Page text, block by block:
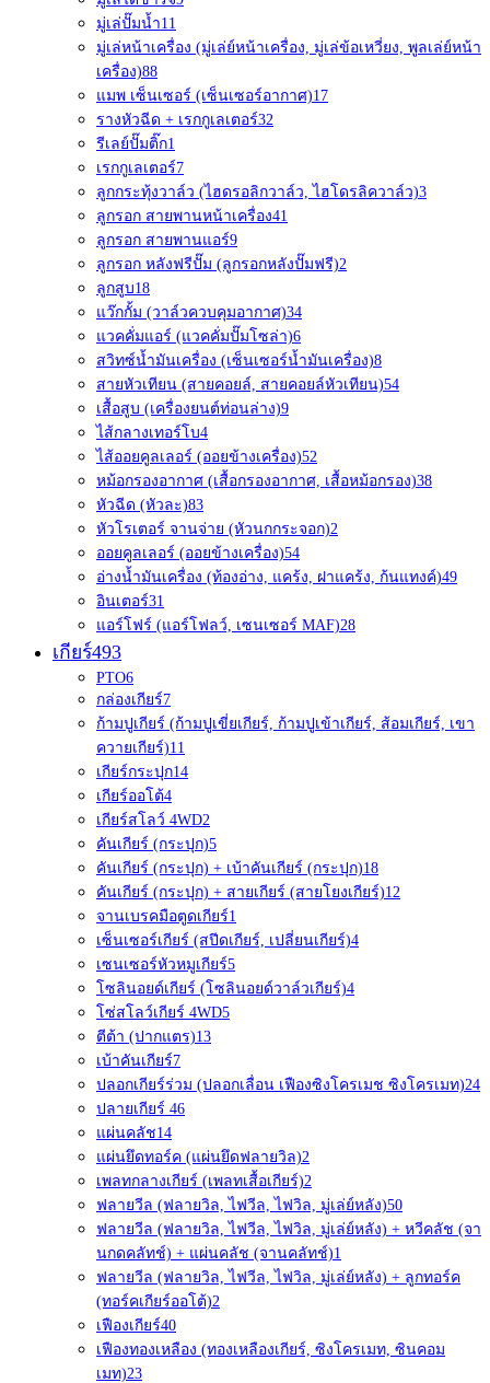
มู่เล่ปั๊มน้ำ11
มู่เล่หน้าเครื่อง (มู่เล่ย์หน้าเครื่อง, มู่เล่ข้อเหวี่ยง, พูลเล่ย์หน้า
เครื่อง)88
แมพ เซ็นเซอร์ (เซ็นเซอร์อากาศ)17
รางหัวฉีด + เรกกูเลเตอร์32
รีเลย์ปั๊มติ๊ก1
เรกกูเลเตอร์7
ลูกกระทุ้งวาล์ว (ไฮดรอลิกวาล์ว, ไฮโดรลิควาล์ว)3
ลูกรอก สายพานหน้าเครื่อง41
ลูกรอก สายพานแอร์9
ลูกรอก หลังฟรีปั๊ม (ลูกรอกหลังปั๊มฟรี)2
ลูกสูบ18
แว๊กกั้ม (วาล์วควบคุมอากาศ)34
แวคคั่มแอร์ (แวคคั่มปั๊มโซล่า)6
สวิทซ์น้ำมันเครื่อง (เซ็นเซอร์น้ำมันเครื่อง)8
สายหัวเทียน (สายคอยล์, สายคอยล์หัวเทียน)54
เสื้อสูบ (เครื่องยนต์ท่อนล่าง)9
ไส้กลางเทอร์โบ4
ไส้ออยคูลเลอร์ (ออยข้างเครื่อง)52
หม้อกรองอากาศ (เสื้อกรองอากาศ, เสื้อหม้อกรอง)38
หัวฉีด (หัวละ)83
หัวโรเตอร์ จานจ่าย (หัวนกกระจอก)2
ออยคูลเลอร์ (ออยข้างเครื่อง)54
อ่างน้ำมันเครื่อง (ท้องอ่าง, แคร้ง, ฝาแคร้ง, ก้นแทงค์)49
อินเตอร์31
แอร์โฟร์ (แอร์โฟลว์, เซนเซอร์ MAF)28
เกียร์493
PTO6
กล่องเกียร์7
ก้ามปูเกียร์ (ก้ามปูเขี่ยเกียร์, ก้ามปูเข้าเกียร์, ส้อมเกียร์, เขา
ควายเกียร์)11
เกียร์กระปุก14
เกียร์ออโต้4
เกียร์สโลว์ 4WD2
คันเกียร์ (กระปุก)5
คันเกียร์ (กระปุก) + เบ้าคันเกียร์ (กระปุก)18
คันเกียร์ (กระปุก) + สายเกียร์ (สายโยงเกียร์)12
จานเบรคมือตูดเกียร์1
เซ็นเซอร์เกียร์ (สปีดเกียร์, เปลี่ยนเกียร์)4
เซนเซอร์หัวหมูเกียร์5
โซลินอยด์เกียร์ (โซลินอยด์วาล์วเกียร์)4
โซ่สโลว์เกียร์ 4WD5
ตีต้า (ปากแตร)13
เบ้าคันเกียร์7
ปลอกเกียร์ร่วม (ปลอกเลื่อน เฟืองซิงโครเมช ซิงโครเมท)24
ปลายเกียร์ 46
แผ่นคลัช14
แผ่นยึดทอร์ค (แผ่นยึดฟลายวิล)2
เพลทกลางเกียร์ (เพลทเสื้อเกียร์)2
ฟลายวีล (ฟลายวิล, ไฟวีล, ไฟวิล, มู่เล่ย์หลัง)50
ฟลายวีล (ฟลายวิล, ไฟวีล, ไฟวิล, มู่เล่ย์หลัง) + หวีคลัช (จา
นกดคลัทช์) + แผ่นคลัช (จานคลัทช์)1
ฟลายวีล (ฟลายวิล, ไฟวีล, ไฟวิล, มู่เล่ย์หลัง) + ลูกทอร์ค
(ทอร์คเกียร์ออโต้)2
เฟืองเกียร์40
เฟืองทองเหลือง (ทองเหลืองเกียร์, ซิงโครเมท, ซินคอม
เมท)23